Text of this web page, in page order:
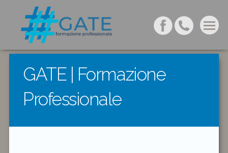
GATE | Formazione
Professionale